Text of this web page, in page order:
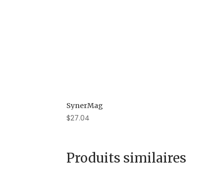
SynerMag
$27.04
Produits similaires